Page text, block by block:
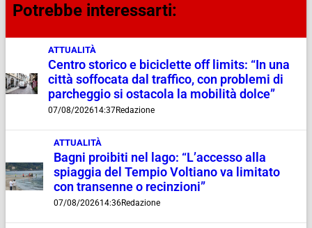
Potrebbe interessarti:
ATTUALITÀ
Centro storico e biciclette off limits: “In una
città soffocata dal traffico, con problemi di
parcheggio si ostacola la mobilità dolce”
07/08/202614:37Redazione
ATTUALITÀ
Bagni proibiti nel lago: “L’accesso alla
spiaggia del Tempio Voltiano va limitato
con transenne o recinzioni”
07/08/202614:36Redazione